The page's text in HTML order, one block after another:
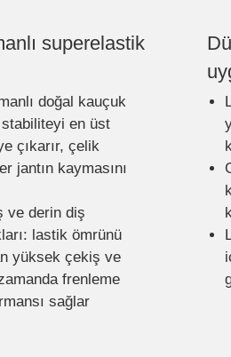
superelastik
doğal kauçuk
stabiliteyi en üst
çıkarır, çelik
jantın kaymasını
ve derin diş
lastik ömrünü
yüksek çekiş ve
frenleme
sağlar